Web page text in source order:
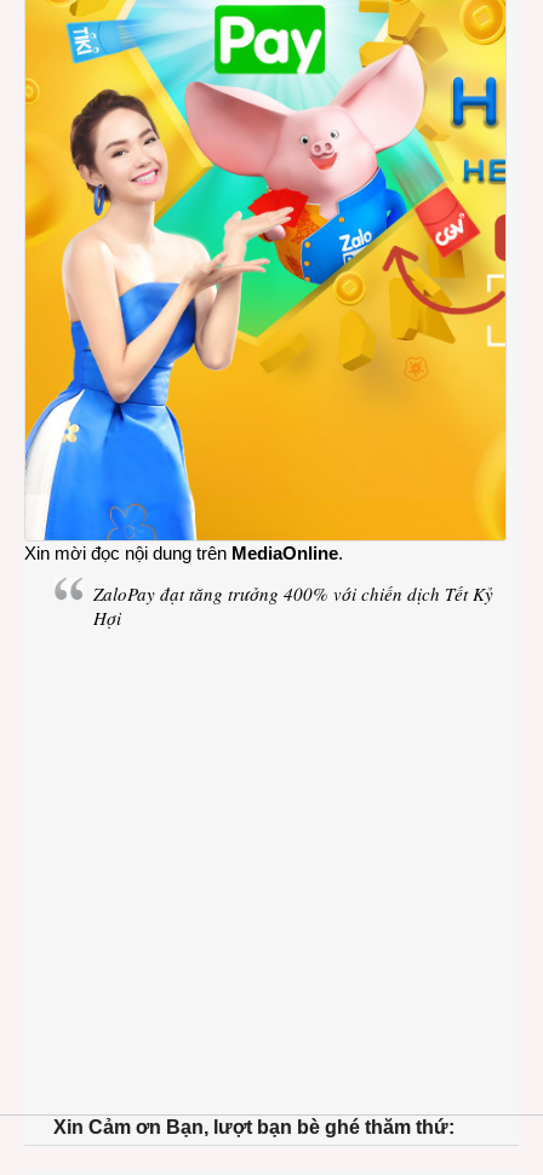
Xin mời đọc nội dung trên MediaOnline.
ZaloPay đạt tăng trưởng 400% với chiến dịch Tết Kỷ
Hợi
Xin Cảm ơn Bạn, lượt bạn bè ghé thăm thứ: